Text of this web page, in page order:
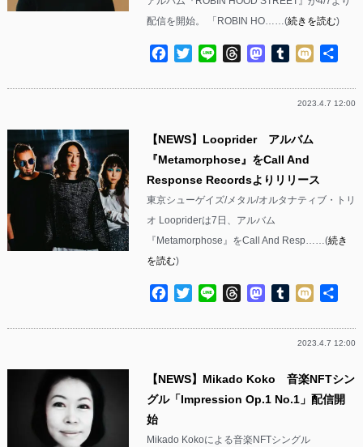
配信を開始。 「ROBIN HO……(続きを読む)
Facebook
TwitterLine ThreadsMastodon
Tumblr
Mixi
2023.4.7 12:00
【NEWS】Looprider アルバム
『Metamorphose』をCall And
Response Recordsよりリリース
東京シューゲイズ/メタル/オルタナティブ・トリ
オ Loopriderは7日、アルバム
『Metamorphose』をCall And Resp……(続き
を読む)
Facebook
TwitterLine ThreadsMastodon
Tumblr
Mixi
2023.4.7 12:00
【NEWS】Mikado Koko 音楽NFTシン
グル「Impression Op.1 No.1」配信開
始
Mikado Kokoによる音楽NFTシングル